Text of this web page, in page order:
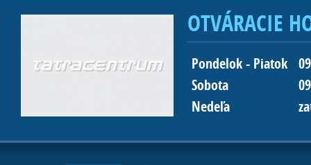
OTVÁRACIE
Pondelok - Piatok
Sobota
Nedeľa